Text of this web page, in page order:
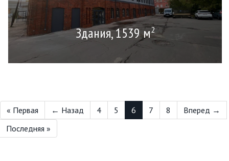
Здания, 1539 м2
« Первая ← Назад 4 5 6 7 8
Вперед →
Последняя »